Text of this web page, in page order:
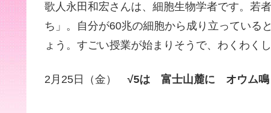
歌人永田和宏さんは、細胞生物学者です。若
ち」。自分が60兆の細胞から成り立っている
ょう。すごい授業が始まりそうで、わくわくし
2月25日（金） √5は 富士山麓に オウム
早稲田佐賀高等